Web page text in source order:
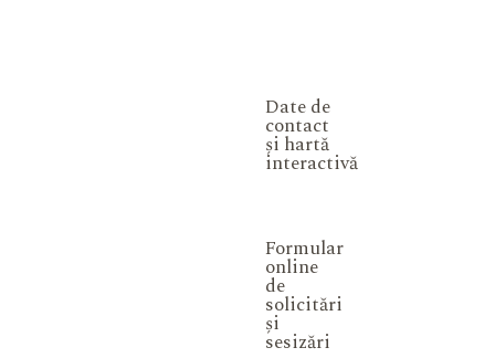
Date de
contact
și hartă
interactivă
Formular
online
de
solicitări
și
sesizări